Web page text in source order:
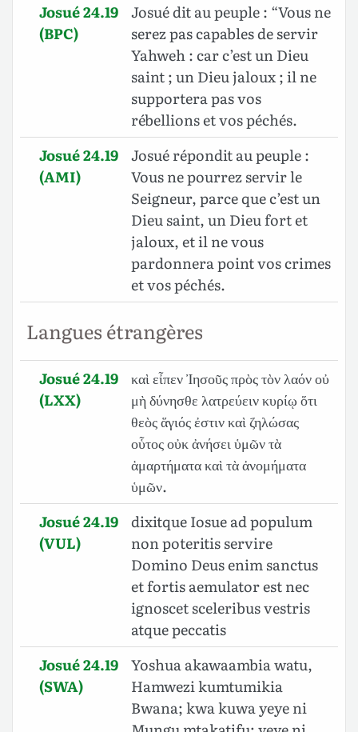
Josué 24.19
(BPC)
Josué dit au peuple : “Vous ne
serez pas capables de servir
Yahweh : car c’est un Dieu
saint ; un Dieu jaloux ; il ne
supportera pas vos
rébellions et vos péchés.
Josué 24.19
(AMI)
Josué répondit au peuple :
Vous ne pourrez servir le
Seigneur, parce que c’est un
Dieu saint, un Dieu fort et
jaloux, et il ne vous
pardonnera point vos crimes
et vos péchés.
Langues étrangères
Josué 24.19
(LXX)
καὶ εἶπεν Ἰησοῦς πρὸς τὸν λαόν οὐ
μὴ δύνησθε λατρεύειν κυρίῳ ὅτι
θεὸς ἅγιός ἐστιν καὶ ζηλώσας
οὗτος οὐκ ἀνήσει ὑμῶν τὰ
ἁμαρτήματα καὶ τὰ ἀνομήματα
ὑμῶν.
Josué 24.19
(VUL)
dixitque Iosue ad populum
non poteritis servire
Domino Deus enim sanctus
et fortis aemulator est nec
ignoscet sceleribus vestris
atque peccatis
Josué 24.19
(SWA)
Yoshua akawaambia watu,
Hamwezi kumtumikia
Bwana; kwa kuwa yeye ni